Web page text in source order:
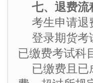
七、退费流
考生申请退
登录期货
已缴费考试科
已缴费且